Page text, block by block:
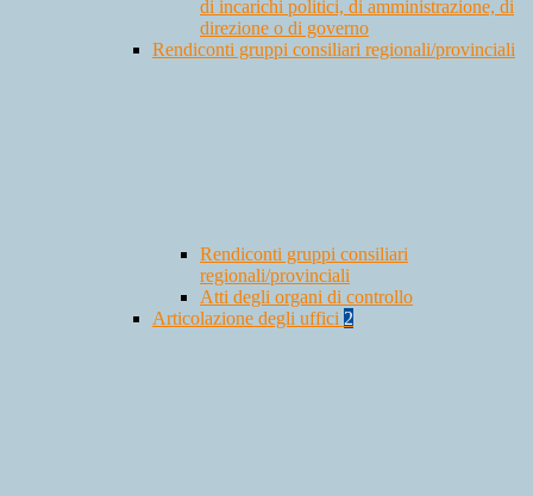
di incarichi politici, di amministrazione, di
direzione o di governo
Rendiconti gruppi consiliari regionali/provinciali
Rendiconti gruppi consiliari
regionali/provinciali
Atti degli organi di controllo
Articolazione degli uffici 2